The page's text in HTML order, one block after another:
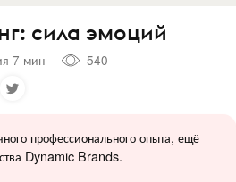
сила эмоций
7 мин
540
профессионального опыта, ещё
Dynamic Brands.